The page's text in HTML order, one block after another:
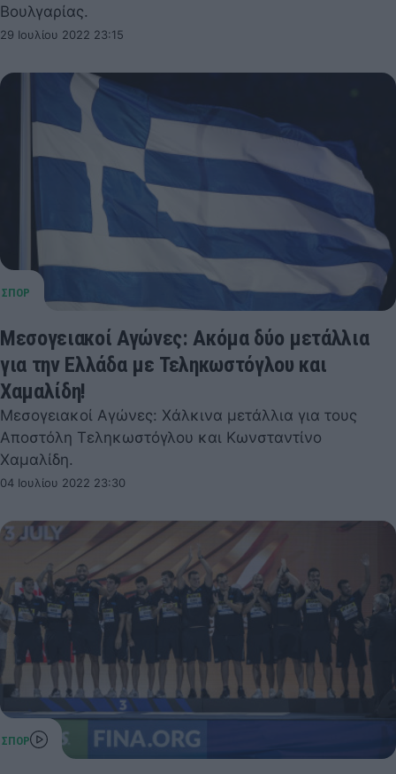
Βουλγαρίας.
29 Ιουλίου 2022 23:15
Μεσογειακοί Αγώνες: Ακόμα δύο μετάλλια
για την Ελλάδα με Τεληκωστόγλου και
Χαμαλίδη!
Μεσογειακοί Αγώνες: Χάλκινα μετάλλια για τους
Αποστόλη Τεληκωστόγλου και Κωνσταντίνο
Χαμαλίδη.
04 Ιουλίου 2022 23:30